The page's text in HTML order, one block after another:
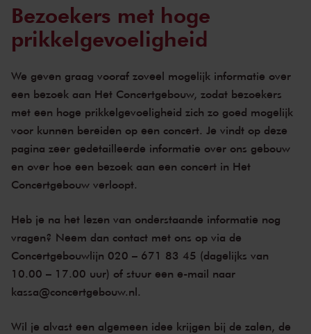
Bezoekers met hoge
prikkelgevoeligheid
We geven graag vooraf zoveel mogelijk informatie over
een bezoek aan Het Concertgebouw, zodat bezoekers
met een hoge prikkelgevoeligheid zich zo goed mogelijk
voor kunnen bereiden op een concert. Je vindt op deze
pagina zeer gedetailleerde informatie over ons gebouw
en over hoe een bezoek aan een concert in Het
Concertgebouw verloopt.
Heb je na het lezen van onderstaande informatie nog
vragen? Neem dan contact met ons op via de
Concertgebouwlijn 020 – 671 83 45 (dagelijks van
10.00 – 17.00 uur) of stuur een e-mail naar
kassa@concertgebouw.nl.
Wil je alvast een algemeen idee krijgen bij de zalen, de